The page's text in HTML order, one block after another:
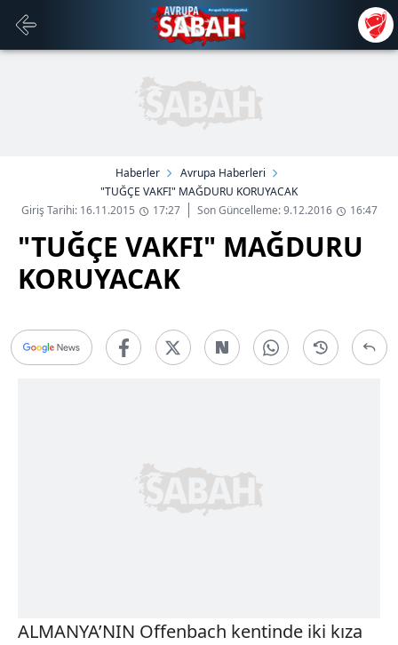
Haberler
Avrupa Haberleri
"TUĞÇE VAKFI" MAĞDURU KORUYACAK
Giriş Tarihi: 16.11.2015
17:27 Son Güncelleme: 9.12.2016 16:47
"TUĞÇE VAKFI" MAĞDURU
KORUYACAK
ALMANYA’NIN Offenbach kentinde iki kıza